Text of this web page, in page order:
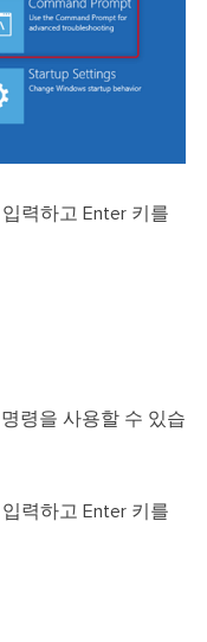
력하고 Enter 키를
령을 사용할 수 있습
력하고 Enter 키를